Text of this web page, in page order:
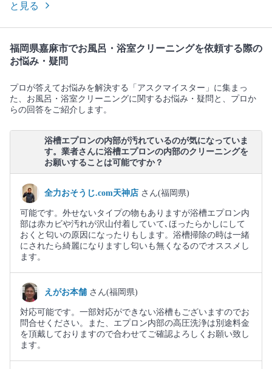
と見る
福岡県嘉麻市でお風呂・浴室クリーニングを依頼する際の
お悩み・疑問
プロが答えてお悩みを解決する「アスクマイスター」に集まっ
た、お風呂・浴室クリーニングに関するお悩み・疑問と、プロか
らの回答をご紹介します。
浴槽エプロンの内部が汚れているのが気になっていま
す。業者さんに浴槽エプロンの内部のクリーニングを
お願いすることは可能ですか？
全力おそうじ.com天神店 さん(福岡県)
可能です。外せないタイプの物もありますが浴槽エプロン内
部は赤カビや汚れが沢山付着していて､ほったらかしにして
おくと匂いの原因になったりもします。浴槽掃除の時は一緒
にされたら綺麗になりますし匂いも無くなるのでオススメし
ます。
えがお本舗 さん(福岡県)
対応可能です。一部対応ができない浴槽もございますのでお
問合せください。また、エプロン内部の高圧洗浄は別途料金
を頂戴しておりますので合わせてご確認よろしくお願い致し
ます。